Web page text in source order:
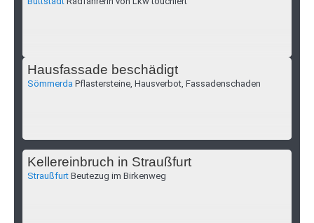
Hausfassade beschädigt
Sömmerda Pflastersteine, Hausverbot, Fassadenschaden
Kellereinbruch in Straußfurt
Straußfurt Beutezug im Birkenweg